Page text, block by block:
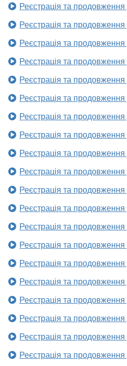
Реєстрація та продовження
Реєстрація та продовження
Реєстрація та продовження
Реєстрація та продовження
Реєстрація та продовження
Реєстрація та продовження
Реєстрація та продовження
Реєстрація та продовження
Реєстрація та продовження
Реєстрація та продовження
Реєстрація та продовження
Реєстрація та продовження
Реєстрація та продовження
Реєстрація та продовження
Реєстрація та продовження
Реєстрація та продовження
Реєстрація та продовження
Реєстрація та продовження
Реєстрація та продовження
Реєстрація та продовження